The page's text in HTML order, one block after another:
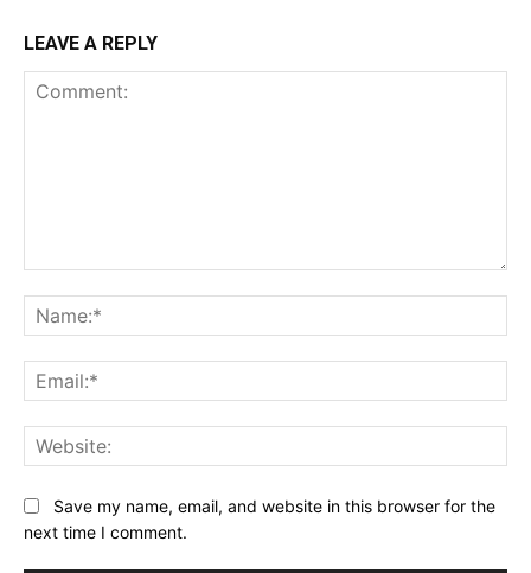
LEAVE A REPLY
Save my name, email, and website in this browser for the
next time I comment.